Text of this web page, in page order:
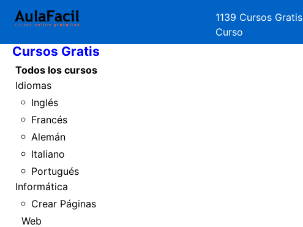
1139 Cursos Gratis
Curso
Inicio
Cursos Gratis
Todos los cursos
Idiomas
Inglés
Francés
Alemán
Italiano
Portugués
Informática
Crear Páginas
Web